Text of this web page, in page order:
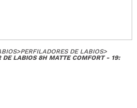
>PERFILADORES DE LABIOS>
DE LABIOS 8H MATTE COMFORT - 19: